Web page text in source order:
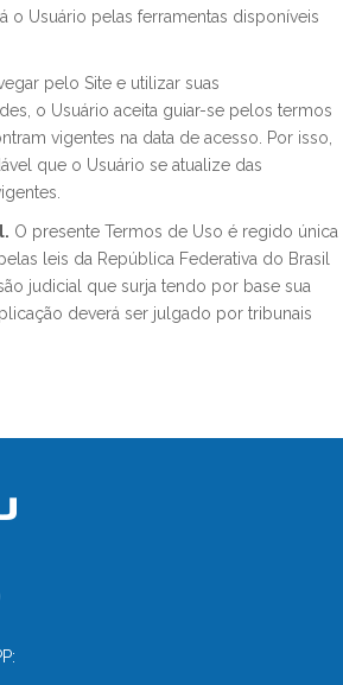
o Usuário pelas ferramentas disponíveis
pelo Site e utilizar suas
o Usuário aceita guiar-se pelos termos
vigentes na data de acesso. Por isso,
que o Usuário se atualize das
O presente Termos de Uso é regido única
leis da República Federativa do Brasil
judicial que surja tendo por base sua
deverá ser julgado por tribunais